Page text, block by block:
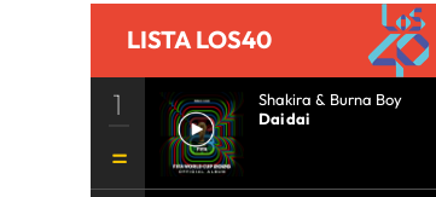
LISTA LOS40
1
Shakira & Burna Boy
Dai dai